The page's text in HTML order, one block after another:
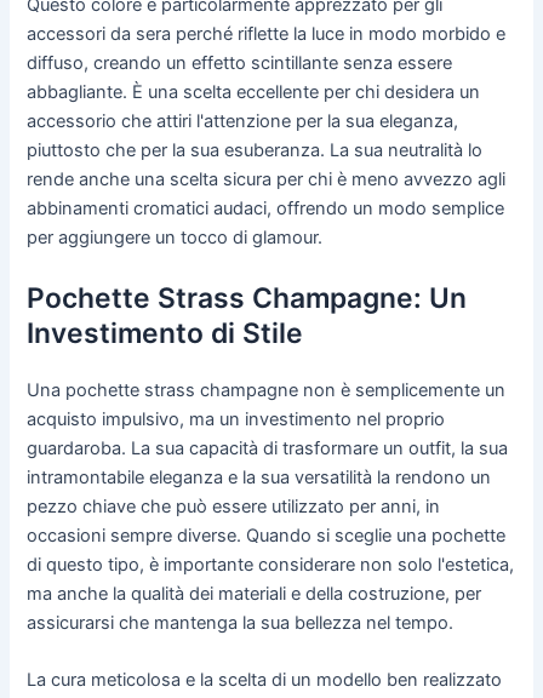
Questo colore è particolarmente apprezzato per gli
accessori da sera perché riflette la luce in modo morbido e
diffuso, creando un effetto scintillante senza essere
abbagliante. È una scelta eccellente per chi desidera un
accessorio che attiri l'attenzione per la sua eleganza,
piuttosto che per la sua esuberanza. La sua neutralità lo
rende anche una scelta sicura per chi è meno avvezzo agli
abbinamenti cromatici audaci, offrendo un modo semplice
per aggiungere un tocco di glamour.
Pochette Strass Champagne: Un
Investimento di Stile
Una pochette strass champagne non è semplicemente un
acquisto impulsivo, ma un investimento nel proprio
guardaroba. La sua capacità di trasformare un outfit, la sua
intramontabile eleganza e la sua versatilità la rendono un
pezzo chiave che può essere utilizzato per anni, in
occasioni sempre diverse. Quando si sceglie una pochette
di questo tipo, è importante considerare non solo l'estetica,
ma anche la qualità dei materiali e della costruzione, per
assicurarsi che mantenga la sua bellezza nel tempo.
La cura meticolosa e la scelta di un modello ben realizzato